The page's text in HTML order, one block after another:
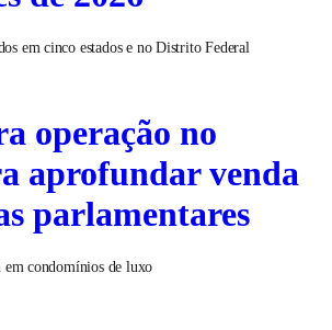
em cinco estados e no Distrito Federal
operação no
aprofundar venda
parlamentares
em condomínios de luxo